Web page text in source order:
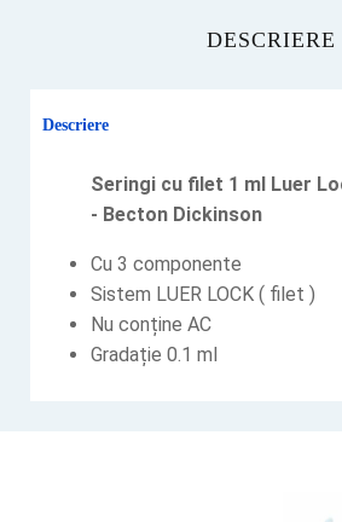
DESCRIERE
Descriere
Seringi cu filet 1 ml Luer
- Becton Dickinson
Cu 3 componente
Sistem LUER LOCK ( filet )
Nu conține AC
Gradație 0.1 ml